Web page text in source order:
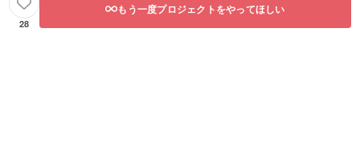
28
もう一度プロジェクトをやってほしい